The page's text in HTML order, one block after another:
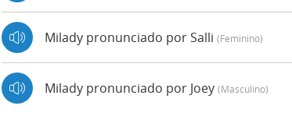
Milady pronunciado por Salli (feminino)
Milady pronunciado por Joey (masculino)